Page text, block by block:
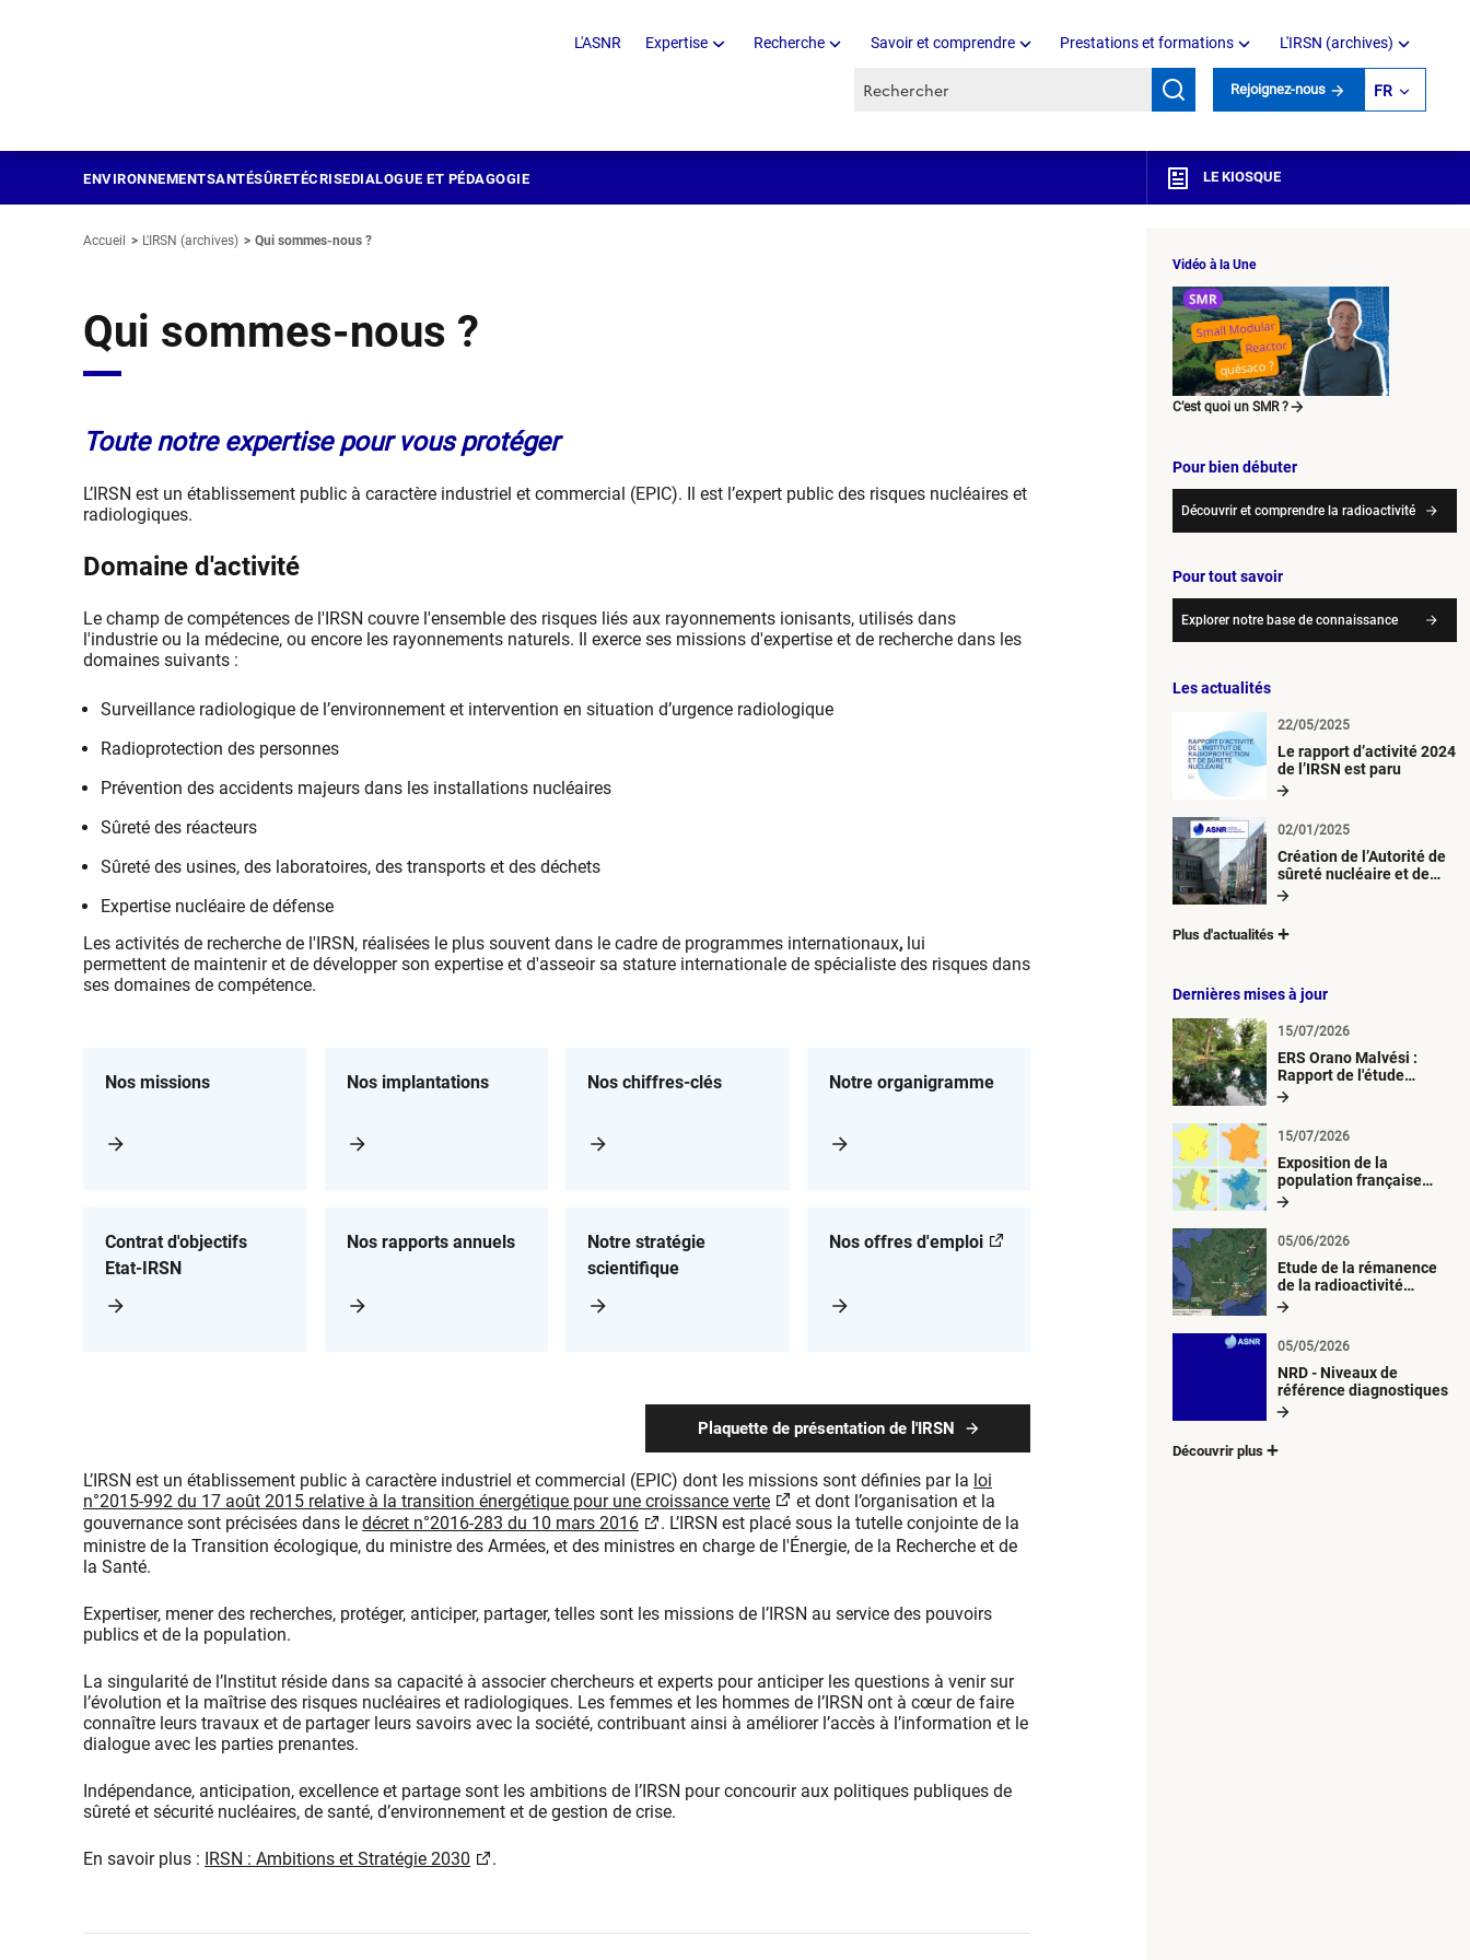
L'ASNR Expertise Recherche Savoir et comprendre Prestations et formations L'IRSN (archives)
Recherche par mots clés Rejoignez-nous FR
ENVIRONNEMENTSANTÉSÛRETÉCRISEDIALOGUE ET PÉDAGOGIE LE KIOSQUE
Accueil L'IRSN (archives) Qui sommes-nous ?
Qui sommes-nous ?
Toute notre expertise pour vous protéger
L’IRSN est un établissement public à caractère industriel et commercial (EPIC). Il est ​l’expert public des risques nucléaires et
radiologiques.
Domaine d'activité
Le champ de compétences de l'IRSN couvre l'ensemble des risques liés aux rayonnements ionisants, utilisés dans
l'industrie ou la médecine, ou encore les rayonnements naturels. Il exerce ses missions d'expertise et de recherche dans les
domaines suivants :
Surveillance radiologique de l’environnement et intervention en situation d’urgence radiologique
Radioprotection des personnes
Prévention des accidents majeurs dans les installations nucléaires
Sûreté des réacteurs
Sûreté des usines, des laboratoires, des transports et des déchets
Expertise nucléaire de défense
Les activités de recherche de l'IRSN, réalisées le plus souvent dans le cadre de programmes internationaux, lui
permettent de maintenir et de développer son expertise et d'asseoir sa stature internationale de spécialiste des risques dans
ses domaines de compétence.
Nos missions Nos implantations Nos chiffres-clés Notre organigramme
Contrat d'objectifs
Etat-IRSN
Nos rapports annuels
Notre stratégie
scientifique
Nos offres d'emploi
Plaquette de présentation de l'IRSN
L’IRSN est un établissement public à caractère industriel et commercial (EPIC) dont les missions sont définies par la loi
n°2015-992 du 17 août 2015 relative à la transition énergétique pour une croissance verte
et dont l’organisation et la
gouvernance sont précisées dans le décret n°2016-283 du 10 mars 2016
. L’IRSN est placé sous la tutelle conjointe de la
ministre de la Transition écologique, du ministre des Armées, et des ministres en charge de l'Énergie, de la Recherche et de
la Santé.
Expertiser, mener des recherches, protéger, anticiper, partager, telles sont les missions de l’IRSN au service des pouvoirs
publics et de la population.
La singularité de l’lnstitut réside dans sa capacité à associer chercheurs et experts pour anticiper les questions à venir sur
l’évolution et la maîtrise des risques nucléaires et radiologiques. Les femmes et les hommes de l’IRSN ont à cœur de faire
connaître leurs travaux et de partager leurs savoirs avec la société, contribuant ainsi à améliorer l’accès à l’information et le
dialogue avec les parties prenantes.
Indépendance, anticipation, excellence et partage sont les ambitions de l’IRSN pour concourir aux politiques publiques de
sûreté et sécurité nucléaires, de santé, d’environnement et de gestion de crise.
En savoir plus : IRSN : Ambitions et Stratégie 2030 .
Vidéo à la Une
C’est quoi un SMR ?
Pour bien débuter
Découvrir et comprendre la radioactivité
Pour tout savoir
Explorer notre base de connaissance
Les actualités
Le rapport d’activité 2024
de l’IRSN est paru
22/05/2025
Création de l’Autorité de
sûreté nucléaire et de
radioprotection (ASNR)
02/01/2025
Plus d'actualités
Dernières mises à jour
ERS Orano Malvési :
Rapport de l'étude
radiologique du milieu
15/07/2026
Exposition de la
population française
métropolitaine aux
atmosphériques
radioactives depuis 1945
15/07/2026
Etude de la rémanence
de la radioactivité
d’origine artificielle
05/06/2026
NRD - Niveaux de
référence diagnostiques
05/05/2026
Découvrir plus